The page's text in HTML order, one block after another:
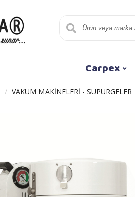
Carpex
VAKUM MAKİNELERİ - SÜPÜRGELER